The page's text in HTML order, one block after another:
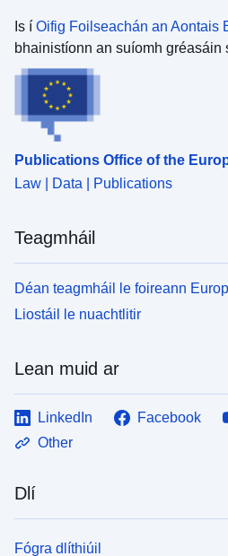
Acmhainn
Spásúil:
Aitheantóirí:
http://
uriRef:
http://
Clóscríobh:
http://
Is í Oifig Foilseachán an Aontais
bhainistíonn an suíomh gréasáin
Publications Office of the
Law | Data | Publications
Teagmháil
Déan teagmháil le foireann
Liostáil le nuachtlitir
Lean muid ar
LinkedIn Facebook
Other
Dlí
Fógra dlíthiúil